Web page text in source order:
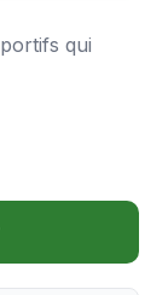
qui